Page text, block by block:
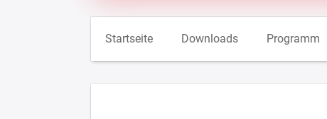
Startseite Downloads Programm